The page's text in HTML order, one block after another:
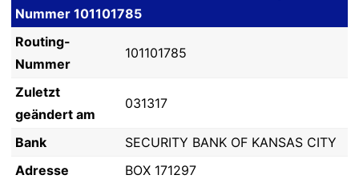
Nummer 101101785
Routing-
Nummer
101101785
Zuletzt
geändert am
031317
Bank
SECURITY BANK OF KANSAS CITY
Adresse
BOX 171297